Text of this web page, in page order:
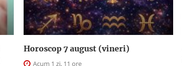
Horoscop 7 august (vineri)
Acum 1 zi, 11 ore